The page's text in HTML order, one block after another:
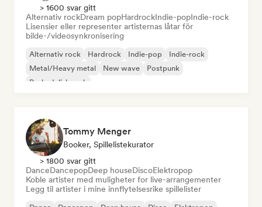
> 1600 svar gitt
Alternativ rockDream popHardrockIndie-popIndie-rock
Lisensier eller representer artisternas låtar för
bilde-/videosynkronisering
Alternativ rock Hardrock Indie-pop
Indie-rock
Metal/Heavy metal
New wave
Postpunk
Psykedelisk rock
Tommy Menger
Booker, Spillelistekurator
> 1800 svar gitt
DanceDancepopDeep houseDiscoElektropop
Koble artister med muligheter for live-arrangementer
Legg til artister i mine innflytelsesrike spillelister